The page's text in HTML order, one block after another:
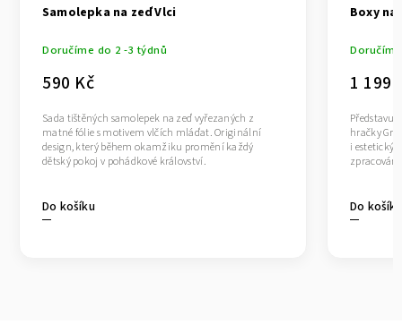
Samolepka na zeď Vlci
Doručíme do 2 -3 týdnů
590 Kč
Do košíku
Sada tištěných samolepek na zeď vyřezaných z
matné fólie s motivem vlčích mláďat. Originální
design, který během okamžiku promění každý
dětský pokoj v pohádkové království.
Boxy na
1 199
Do košíku
hračky
i